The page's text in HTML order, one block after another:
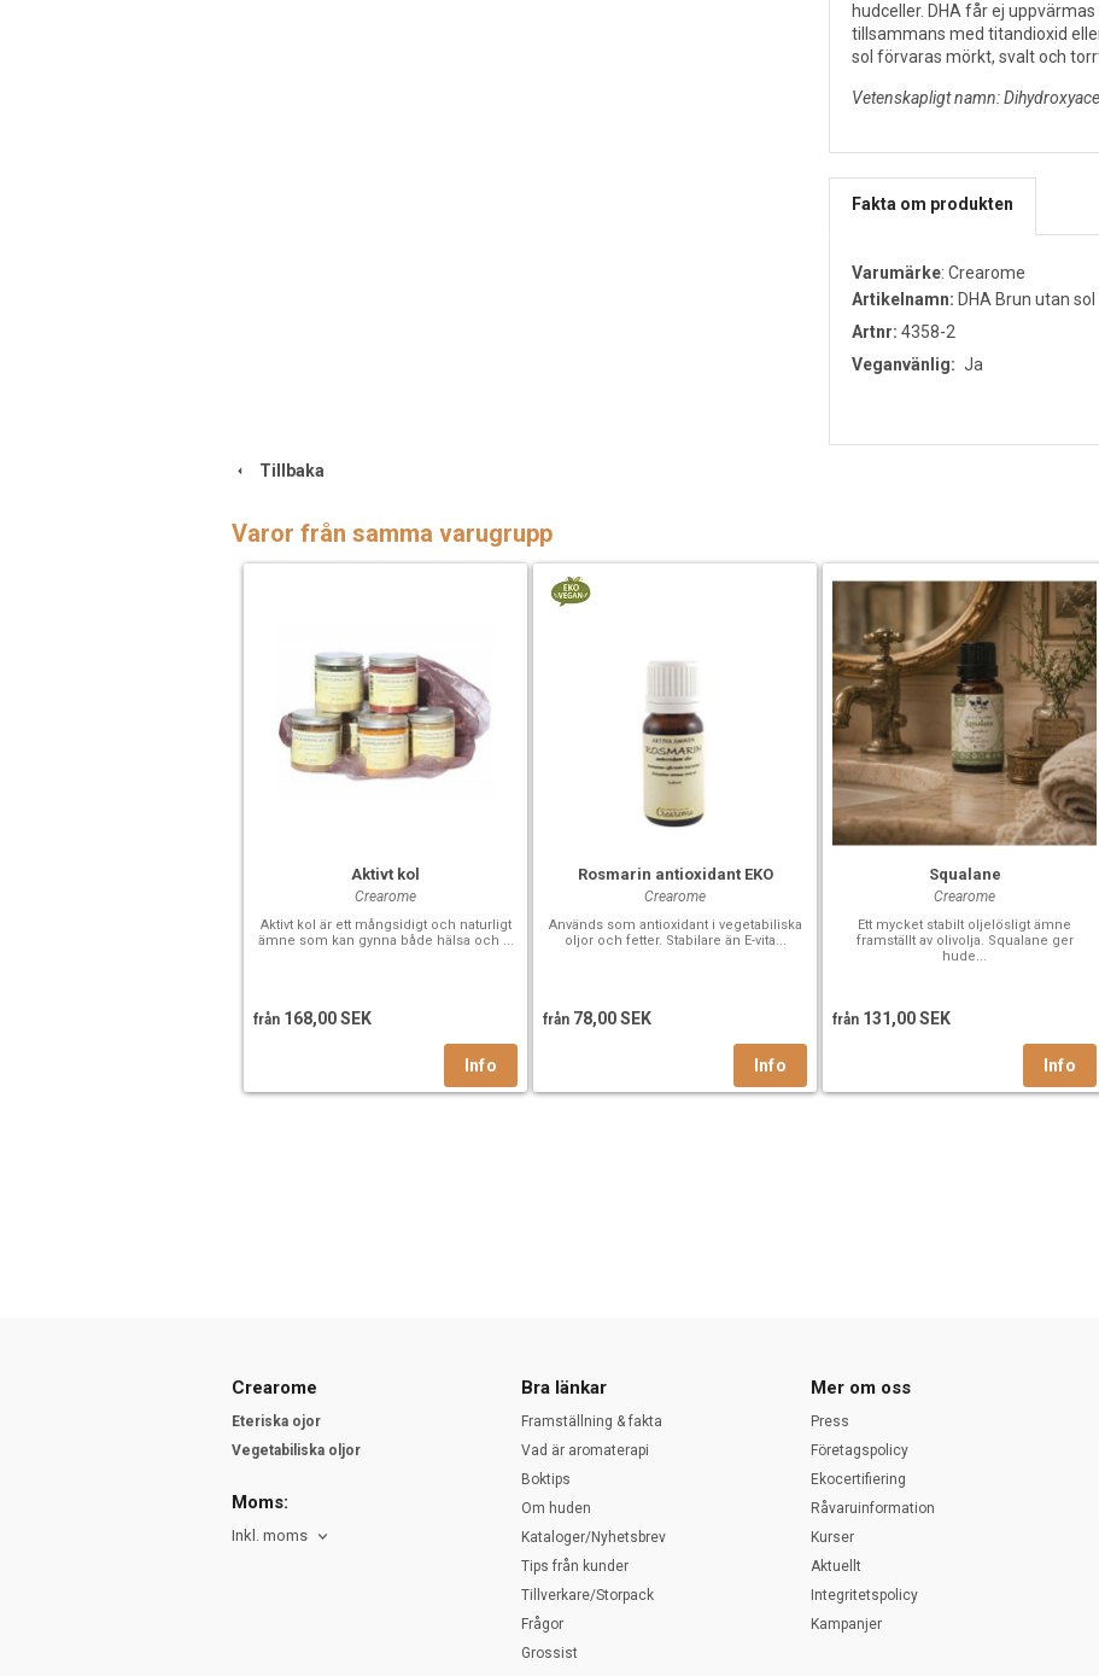
hudceller. DHA får ej
tillsammans med titandioxid
sol förvaras mörkt, svalt och
Vetenskapligt namn:
Fakta om produkten
Varumärke: Crearome
Artikelnamn: DHA Brun utan sol
Artnr: 4358-2
Veganvänlig: Ja
Tillbaka
Varor från samma varugrupp
Aktivt kol
Crearome
Aktivt kol är ett mångsidigt och naturligt
ämne som kan gynna både hälsa och ...
från 168,00 SEK
Rosmarin antioxidant EKO
Crearome
Används som antioxidant i vegetabiliska
oljor och fetter. Stabilare än E-vita...
från 78,00 SEK
Squalane
Crearome
Ett mycket stabilt oljelösligt ämne
framställt av olivolja. Squalane ger
hude...
från 131,00 SEK
Crearome
Eteriska ojor
Vegetabiliska oljor
Moms:
Inkl. moms
Bra länkar
Framställning & fakta
Vad är aromaterapi
Boktips
Om huden
Kataloger/Nyhetsbrev
Tips från kunder
Tillverkare/Storpack
Frågor
Grossist
Mer om oss
Press
Företagspolicy
Ekocertifiering
Råvaruinformation
Kurser
Aktuellt
Integritetspolicy
Kampanjer